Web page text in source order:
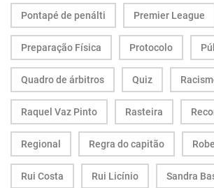
Pontapé de penálti Premier League
Preparação Física Protocolo
Quadro de árbitros Quiz
Raquel Vaz Pinto Rasteira
Regional Regra do capitão
Rui Costa Rui Licínio Sandra